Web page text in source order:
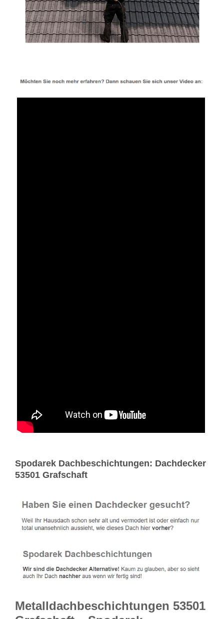
Spodarek Dachbeschichtungen: Dachdecker
53501 Grafschaft
Metalldachbeschichtungen 53501